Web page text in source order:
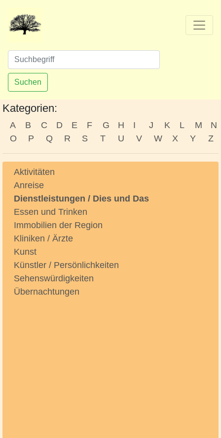
Suchen
Kategorien:
A B C D E F G H I J K L M
N
O
P Q R S T U V W X Y Z
Aktivitäten
Anreise
Dienstleistungen / Dies und Das
Essen und Trinken
Immobilien der Region
Kliniken / Ärzte
Kunst
Künstler / Persönlichkeiten
Sehenswürdigkeiten
Übernachtungen